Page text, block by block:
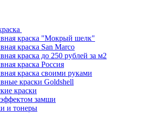
краска "Мокрый шелк"
краска San Marco
краска до 250 рублей за м2
краска Россия
краска своими руками
краски Goldshell
краски
замши
и тонеры